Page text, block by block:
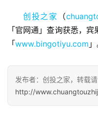
道
观
察
创投之家 （
「官网通」查询获悉，
「www.bingotiyu.com 」
发布者：创投之家，转载请
http://